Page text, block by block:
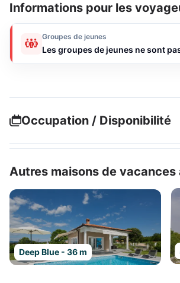
Informations pour les
Groupes de jeunes
Les groupes de jeunes ne sont
Occupation / Disponibilité
Autres maisons de vacances
Deep Blue - 36 m